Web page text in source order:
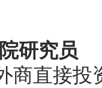
研究员
商直接投